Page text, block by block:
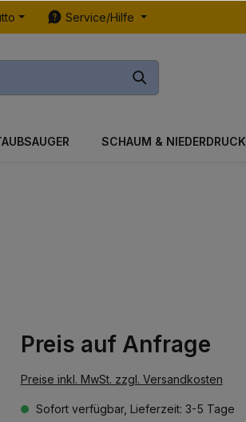
Service/Hilfe
SCHAUM & NIEDERDRUCK
Preis auf Anfrage
Preise inkl. MwSt. zzgl. Versandkosten
Sofort verfügbar, Lieferzeit: 3-5 Tage